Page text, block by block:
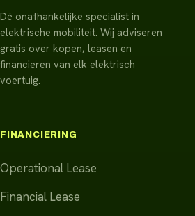
Dé onafhankelijke specialist in
elektrische mobiliteit. Wij adviseren
gratis over kopen, leasen en
financieren van elk elektrisch
voertuig.
FINANCIERING
Operational Lease
Financial Lease